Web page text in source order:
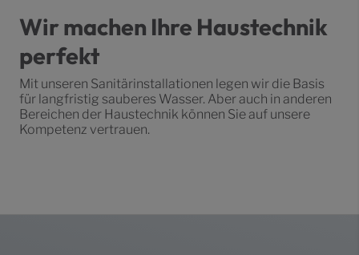
Wir machen Ihre Haustechnik
perfekt
Mit unseren Sanitärinstallationen legen wir die Basis
für langfristig sauberes Wasser. Aber auch in anderen
Bereichen der Haustechnik können Sie auf unsere
Kompetenz vertrauen.